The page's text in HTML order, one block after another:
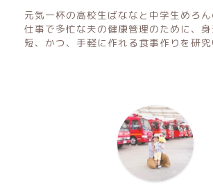
元気一杯の高校生ばななと中学生めろん
仕事で多忙な夫の健康管理のために、
短、かつ、手軽に作れる食事作りを研